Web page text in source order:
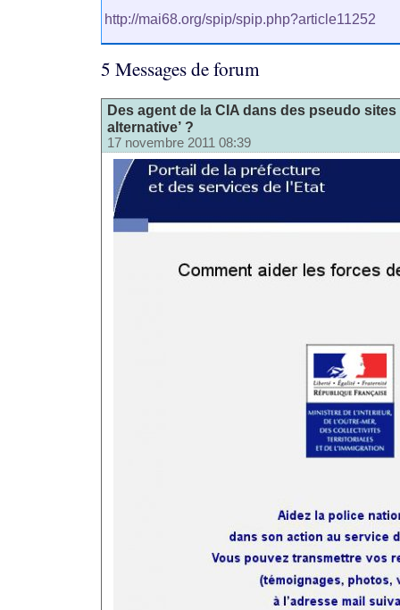
http://mai68.org/spip/spip.php?article11252
5 Messages de forum
Des agent de la CIA dans des pseudo sites
alternative’ ?
17 novembre 2011 08:39